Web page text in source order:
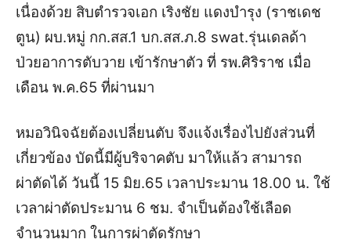
เนื่องด้วย สิบตำรวจเอก เริงชัย แดงบำรุง (ราชเดช
ตูน) ผบ.หมู่ กก.สส.1 บก.สส.ภ.8 swat.รุ่นเดลด้า
ป่วยอาการตับวาย เข้ารักษาตัว ที่ รพ.ศิริราช เมื่อ
เดือน พ.ค.65 ที่ผ่านมา
หมอวินิจฉัยต้องเปลี่ยนตับ จึงแจ้งเรื่องไปยังส่วนที่
เกี่ยวข้อง บัดนี้มีผู้บริจาคตับ มาให้แล้ว สามารถ
ผ่าตัดได้ วันนี้ 15 มิย.65 เวลาประมาน 18.00 น. ใช้
เวลาผ่าตัดประมาน 6 ชม. จำเป็นต้องใช้เลือด
จำนวนมาก ในการผ่าตัดรักษา